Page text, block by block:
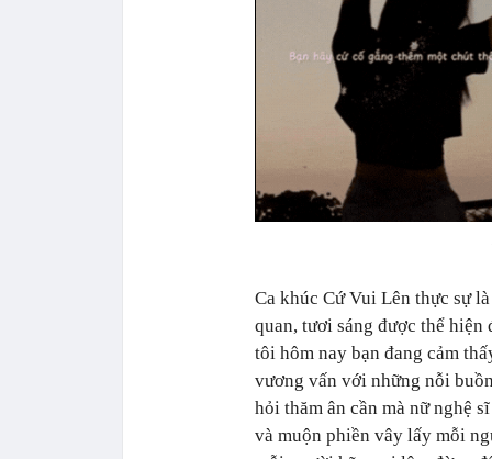
Ca khúc Cứ Vui Lên thực sự
quan, tươi sáng được thể
tôi hôm nay bạn đang cảm
vương vấn với những nỗi
hỏi thăm ân cần mà nữ nghệ
và muộn phiền vây lấy mỗi